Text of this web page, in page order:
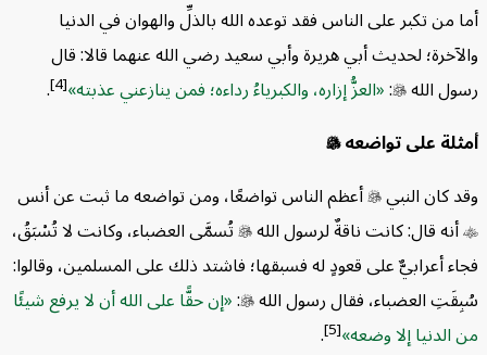
تكبر على الناس فقد توعده الله بالذلِّ والهوان في الدنيا
لحديث أبي هريرة وأبي سعيد رضي الله عنهما قالا: قال
الله
: العزُّ إزاره، والكبرياءُ رداءه؛ فمن ينازعني عذبته [4]
.
على تواضعه
النبيأعظم الناس تواضعًا، ومن تواضعه ما ثبت عن أنس
قال: كانت ناقةٌ لرسول اللهتُسمَّى العضباء، وكانت لا تُسْبَقُ،
أعرابيٌّ على قعودٍ له فسبقها؛ فاشتد ذلك على المسلمين، وقالوا:
العضباء، فقال رسول الله
: إن حقًّا على الله أن لا يرفع شيئًا
إلا وضعه [5]
.